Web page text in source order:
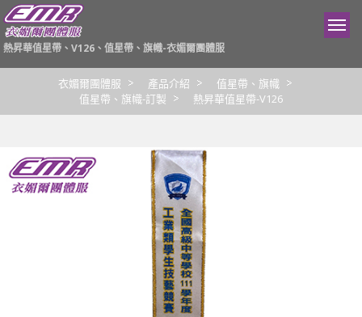
熱昇華值星帶、V126、值星帶、旗幟-衣媚爾團體服
衣媚爾團體服 產品介紹
值星帶、旗幟
值星帶、旗幟-訂製
熱昇華值星帶-V126